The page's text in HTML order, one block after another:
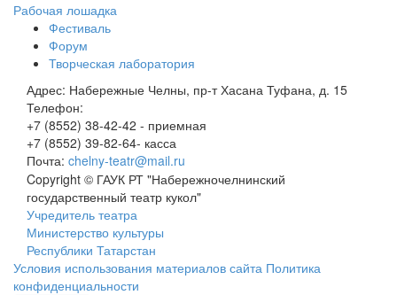
Рабочая лошадка
Фестиваль
Форум
Творческая лаборатория
Адрес: Набережные Челны, пр-т Хасана Туфана, д. 15
Телефон:
+7 (8552) 38-42-42 - приемная
+7 (8552) 39-82-64- касса
Почта: chelny-teatr@mail.ru
Copyright © ГАУК РТ "Набережночелнинский
государственный театр кукол"
Учредитель театра
Министерство культуры
Республики Татарстан
Условия использования материалов сайта Политика
конфиденциальности